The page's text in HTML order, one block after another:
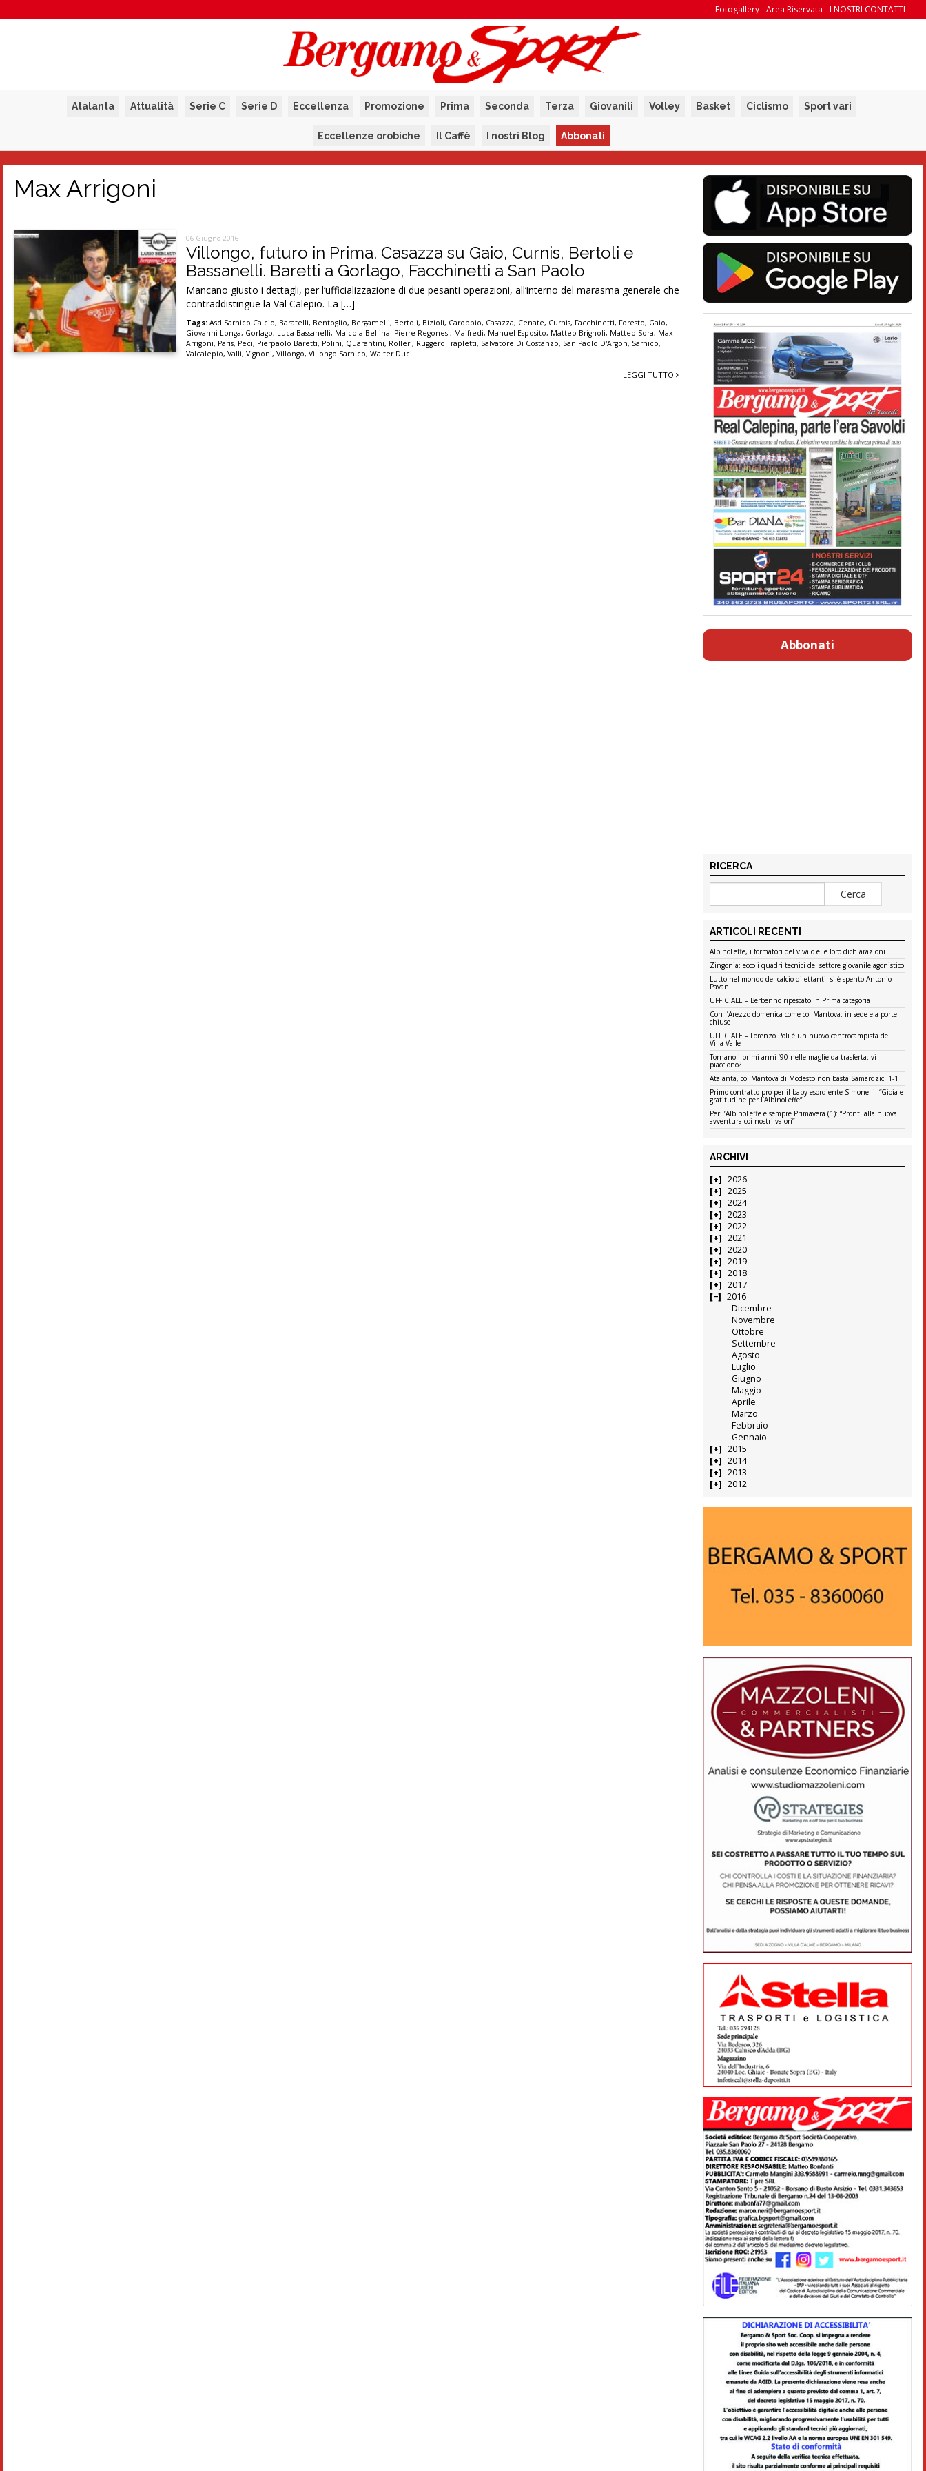
I NOSTRI CONTATTI
Area Riservata
Fotogallery
Atalanta Attualità Serie C Serie D Eccellenza Promozione Prima Seconda Terza Giovanili Volley Basket Ciclismo Sport vari
Eccellenze orobiche Il Caffè I nostri Blog Abbonati
Max Arrigoni
06 Giugno 2016
Villongo, futuro in Prima. Casazza su Gaio, Curnis, Bertoli e
Bassanelli. Baretti a Gorlago, Facchinetti a San Paolo
Mancano giusto i dettagli, per l’ufficializzazione di due pesanti operazioni, all’interno del marasma generale che
contraddistingue la Val Calepio. La […]
Tags: Asd Sarnico Calcio, Baratelli, Bentoglio, Bergamelli, Bertoli, Bizioli, Carobbio, Casazza, Cenate, Curnis, Facchinetti, Foresto, Gaio,
Giovanni Longa, Gorlago, Luca Bassanelli, Maicola Bellina. Pierre Regonesi, Maifredi, Manuel Esposito, Matteo Brignoli, Matteo Sora, Max
Arrigoni, Paris, Peci, Pierpaolo Baretti, Polini, Quarantini, Rolleri, Ruggero Trapletti, Salvatore Di Costanzo, San Paolo D'Argon, Sarnico,
Valcalepio,Valli,Vignoni,Villongo,Villongo Sarnico,Walter Duci
LEGGI TUTTO
Abbonati
RICERCA
ARTICOLI RECENTI
AlbinoLeffe, i formatori del vivaio e le loro dichiarazioni
Zingonia: ecco i quadri tecnici del settore giovanile agonistico
Lutto nel mondo del calcio dilettanti: si è spento Antonio
Pavan
UFFICIALE – Berbenno ripescato in Prima categoria
Con l’Arezzo domenica come col Mantova: in sede e a porte
chiuse
UFFICIALE – Lorenzo Poli è un nuovo centrocampista del
Villa Valle
Tornano i primi anni ’90 nelle maglie da trasferta: vi
piacciono?
Atalanta, col Mantova di Modesto non basta Samardzic: 1-1
Primo contratto pro per il baby esordiente Simonelli: “Gioia e
gratitudine per l’AlbinoLeffe”
Per l’AlbinoLeffe è sempre Primavera (1): “Pronti alla nuova
avventura coi nostri valori”
ARCHIVI
2026
2025
2024
2023
2022
2021
2020
2019
2018
2017
2016
Dicembre
Novembre
Ottobre
Settembre
Agosto
Luglio
Giugno
Maggio
Aprile
Marzo
Febbraio
Gennaio
2015
2014
2013
2012